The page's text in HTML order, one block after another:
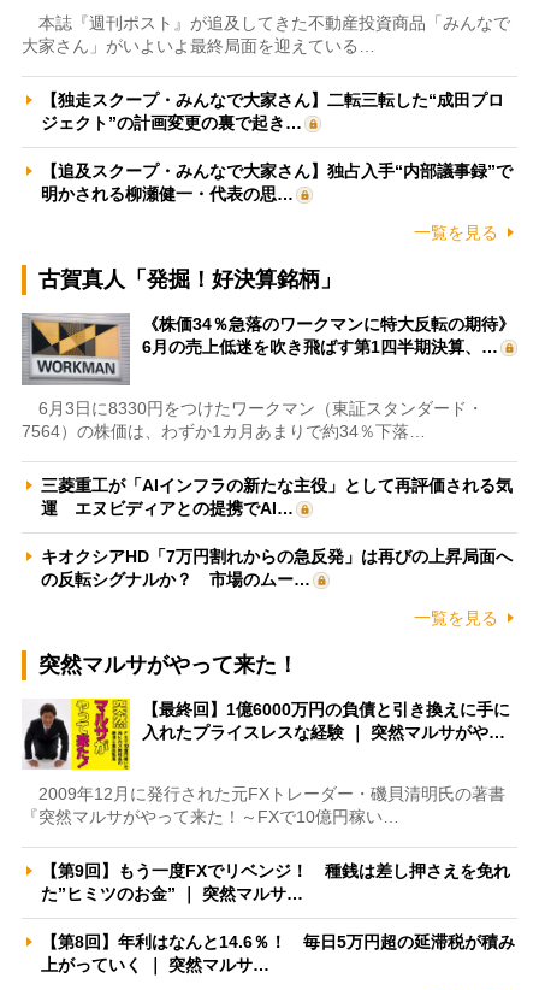
本誌『週刊ポスト』が追及してきた不動産投資商品「みんなで
大家さん」がいよいよ最終局面を迎えている…
【独走スクープ・みんなで大家さん】二転三転した“成田プロ
ジェクト”の計画変更の裏で起き…
【追及スクープ・みんなで大家さん】独占入手“内部議事録”で
明かされる柳瀬健一・代表の思…
一覧を見る
古賀真人「発掘！好決算銘柄」
《株価34％急落のワークマンに特大反転の期待》
6月の売上低迷を吹き飛ばす第1四半期決算、…
6月3日に8330円をつけたワークマン（東証スタンダード・
7564）の株価は、わずか1カ月あまりで約34％下落…
三菱重工が「AIインフラの新たな主役」として再評価される気
運 エヌビディアとの提携でAI…
キオクシアHD「7万円割れからの急反発」は再びの上昇局面へ
の反転シグナルか？ 市場のムー…
一覧を見る
突然マルサがやって来た！
【最終回】1億6000万円の負債と引き換えに手に
入れたプライスレスな経験 ｜ 突然マルサがや…
2009年12月に発行された元FXトレーダー・磯貝清明氏の著書
『突然マルサがやって来た！～FXで10億円稼い…
【第9回】もう一度FXでリベンジ！ 種銭は差し押さえを免れ
た”ヒミツのお金” ｜ 突然マルサ…
【第8回】年利はなんと14.6％！ 毎日5万円超の延滞税が積み
上がっていく ｜ 突然マルサ…